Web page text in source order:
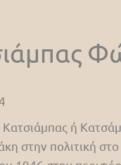
ή
στην πολιτική